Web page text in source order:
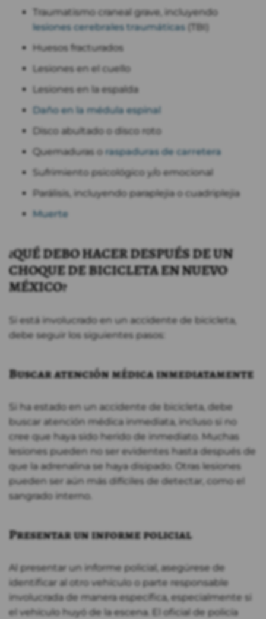
Traumatismo craneal grave, incluyendo
lesiones cerebrales traumáticas (TBI)
Huesos fracturados
Lesiones en el cuello
Lesiones en la espalda
Daño en la médula espinal
Disco abultado o disco roto
Quemaduras o raspaduras de carretera
Sufrimiento psicológico y/o emocional
Parálisis, incluyendo paraplejia o cuadriplejia
Muerte
¿QUÉ DEBO HACER DESPUÉS DE UN
CHOQUE DE BICICLETA EN NUEVO
MÉXICO?
Si está involucrado en un accidente de bicicleta,
debe seguir los siguientes pasos:
Buscar atención médica inmediatamente
Si ha estado en un accidente de bicicleta, debe
buscar atención médica inmediata, incluso si no
cree que haya sido herido de inmediato. Muchas
lesiones pueden no ser evidentes hasta después de
que la adrenalina se haya disipado. Otras lesiones
pueden ser aún más difíciles de detectar, como el
sangrado interno.
Presentar un informe policial
Al presentar un informe policial, asegúrese de
identificar al otro vehículo o parte responsable
involucrada de manera específica, especialmente si
el vehículo huyó de la escena. El oficial de policía